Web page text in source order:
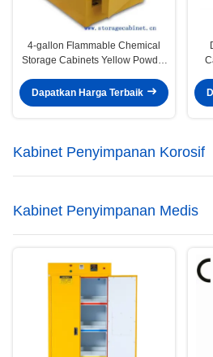
4-gallon Flammable Chemical
Storage Cabinets Yellow Powder
Dapatkan Harga Terbaik
Kabinet Penyimpanan Korosif
Kabinet Penyimpanan Medis